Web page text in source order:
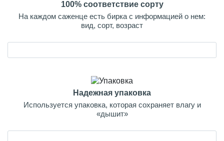
100% соответствие сорту
На каждом саженце есть бирка с информацией о нем:
вид, сорт, возраст
Надежная упаковка
Используется упаковка, которая сохраняет влагу и
«дышит»